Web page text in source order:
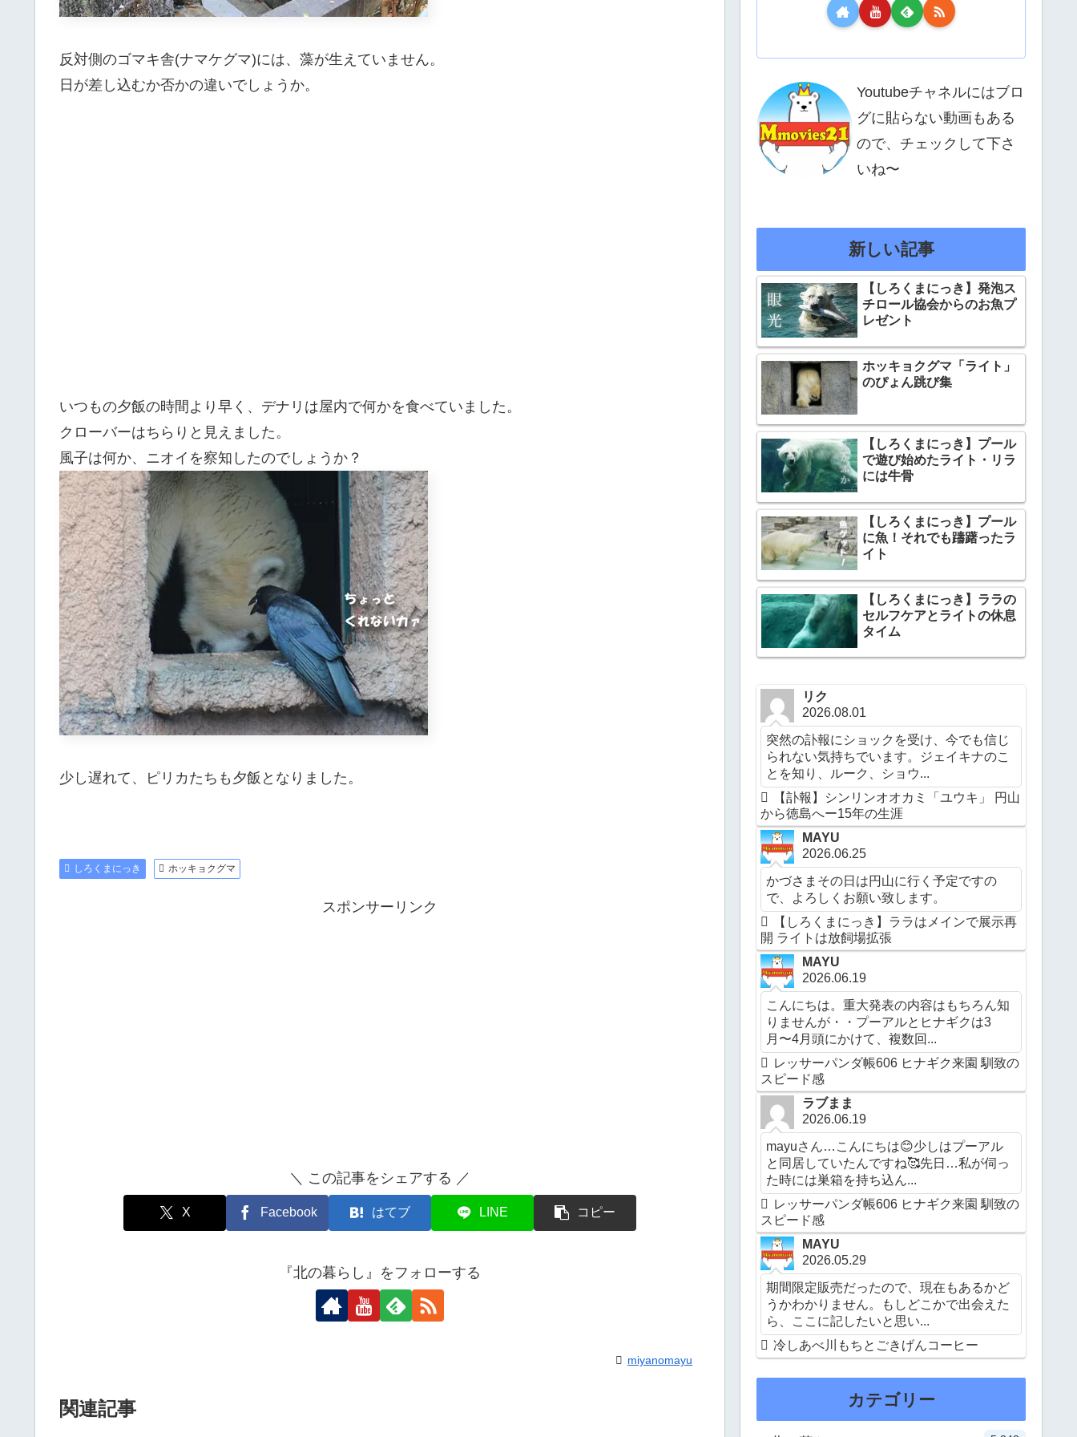
反対側のゴマキ舎(ナマケグマ)には、藻が生えていません。
日が差し込むか否かの違いでしょうか。
いつもの夕飯の時間より早く、デナリは屋内で何かを食べていました。
クローバーはちらりと見えました。
風子は何か、ニオイを察知したのでしょうか？
少し遅れて、ピリカたちも夕飯となりました。
しろくまにっき ホッキョクグマ
スポンサーリンク
＼ この記事をシェアする ／
X Facebook はてブ LINE コピー
『北の暮らし』をフォローする
miyanomayu
関連記事
Youtubeチャネルにはブロ
グに貼らない動画もある
ので、チェックして下さ
いね〜
新しい記事
【しろくまにっき】発泡ス
チロール協会からのお魚プ
レゼント
ホッキョクグマ「ライト」
のぴょん跳び集
【しろくまにっき】プール
で遊び始めたライト・リラ
には牛骨
【しろくまにっき】プール
に魚！それでも躊躇ったラ
イト
【しろくまにっき】ララの
セルフケアとライトの休息
タイム
リク
2026.08.01
突然の訃報にショックを受け、今でも信じ
られない気持ちでいます。ジェイキナのこ
とを知り、ルーク、ショウ...
【訃報】シンリンオオカミ「ユウキ」 円山
から徳島へー15年の生涯
MAYU
2026.06.25
かづさまその日は円山に行く予定ですの
で、よろしくお願い致します。
【しろくまにっき】ララはメインで展示再
開 ライトは放飼場拡張
MAYU
2026.06.19
こんにちは。重大発表の内容はもちろん知
りませんが・・プーアルとヒナギクは3
月〜4月頭にかけて、複数回...
レッサーパンダ帳606 ヒナギク来園 馴致の
スピード感
ラブまま
2026.06.19
mayuさん…こんにちは😊少しはプーアル
と同居していたんですね🥰先日…私が伺っ
た時には巣箱を持ち込ん...
レッサーパンダ帳606 ヒナギク来園 馴致の
スピード感
MAYU
2026.05.29
期間限定販売だったので、現在もあるかど
うかわかりません。もしどこかで出会えた
ら、ここに記したいと思い...
冷しあべ川もちとごきげんコーヒー
カテゴリー